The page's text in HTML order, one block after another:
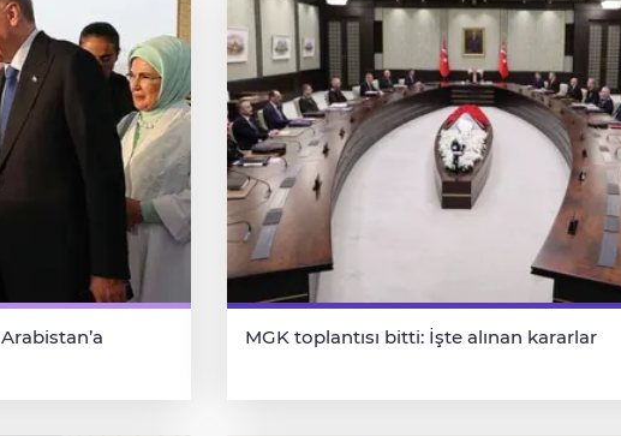
MGK toplantısı bitti: İşte alınan kararlar